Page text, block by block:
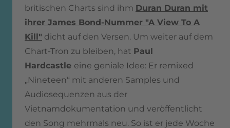
britischen Charts sind ihm Duran Duran mit
ihrer James Bond-Nummer "A View To A
Kill" dicht auf den Versen. Um weiter auf dem
Chart-Tron zu bleiben, hat Paul
Hardcastle eine geniale Idee: Er remixed
„Nineteen“ mit anderen Samples und
Audiosequenzen aus der
Vietnamdokumentation und veröffentlicht
den Song mehrmals neu. So ist er jede Woche